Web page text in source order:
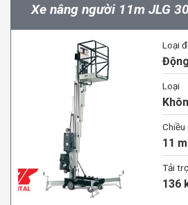
Xe nâng người 11m JLG
Loại
Loại
Chiều
11 m
Tải
136